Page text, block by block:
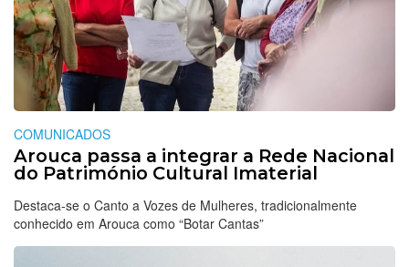
COMUNICADOS
Arouca passa a integrar a Rede Nacional
do Património Cultural Imaterial
Destaca-se o Canto a Vozes de Mulheres, tradicionalmente
conhecido em Arouca como “Botar Cantas”